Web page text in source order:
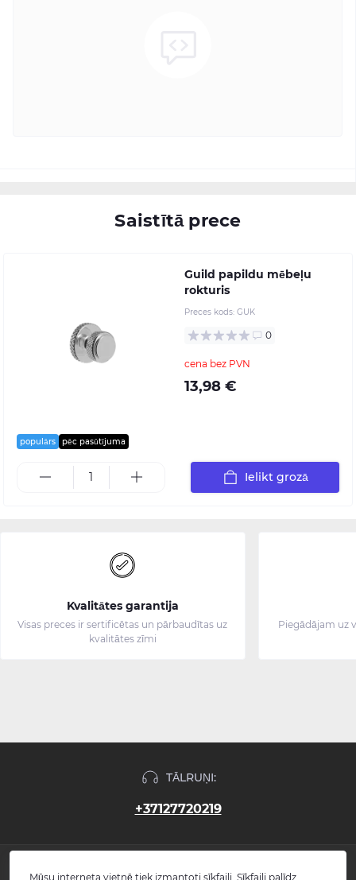
Saistītā prece
populārs pēc pasūtījuma
Guild papildu mēbeļu
rokturis
Preces kods: GUK
0
cena bez PVN
13,98 €
Ielikt grozā
Kvalitātes garantija
Visas preces ir sertificētas un pārbaudītas uz
kvalitātes zīmi
Piegādājam uz
TĀLRUŅI:
+37127720219
Mūsu interneta vietnē tiek izmantoti sīkfaili. Sīkfaili palīdz